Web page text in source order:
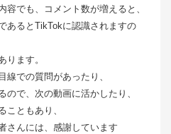
容でも、コメント数が増えると、
あるとTikTokに認識されますの
ります。
線での質問があったり、
で、次の動画に活かしたり、
こともあり、
さんには、感謝しています